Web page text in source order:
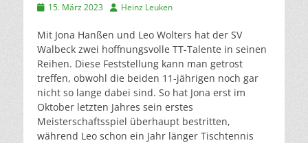
Veröffentlicht
15. März 2023 AutorHeinz Leuken
Mit Jona Hanßen und Leo Wolters hat der SV
Walbeck zwei hoffnungsvolle TT-Talente in seinen
Reihen. Diese Feststellung kann man getrost
treffen, obwohl die beiden 11-jährigen noch gar
nicht so lange dabei sind. So hat Jona erst im
Oktober letzten Jahres sein erstes
Meisterschaftsspiel überhaupt bestritten,
während Leo schon ein Jahr länger Tischtennis